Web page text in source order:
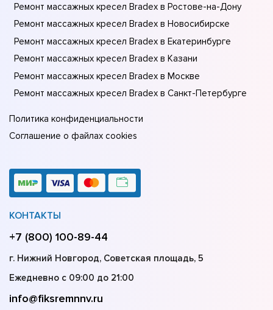
Ремонт массажных кресел Bradex в Ростове-на-Донy
Ремонт массажных кресел Bradex в Новосибирске
Ремонт массажных кресел Bradex в Екатеринбурге
Ремонт массажных кресел Bradex в Казани
Ремонт массажных кресел Bradex в Москве
Ремонт массажных кресел Bradex в Санкт-Петербурге
Политика конфиденциальности
Соглашение о файлах cookies
КОНТАКТЫ
+7 (800) 100-89-44
г. Нижний Новгород, Советская площадь, 5
Ежедневно с 09:00 до 21:00
info@fiksremnnv.ru